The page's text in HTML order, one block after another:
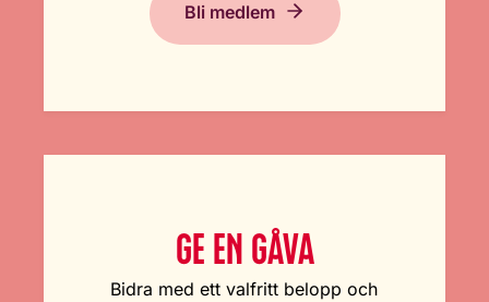
Bli medlem
GE EN GÅVA
Bidra med ett valfritt belopp och